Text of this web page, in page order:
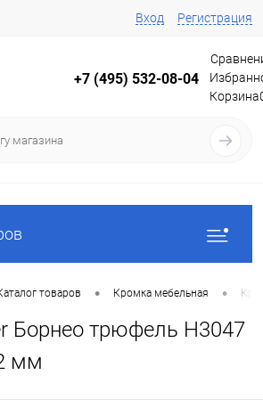
Вход Регистрация
+7 (495) 532-08-04
Корзина
товаров • Кромка мебельная •
Борнео трюфель H3047
мм